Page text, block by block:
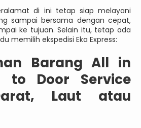
di ini tetap siap melayani
sampai bersama dengan cepat,
ke tujuan. Selain itu, tetap ada
memilih ekspedisi Eka Express:
Barang All in
to Door Service
Laut atau